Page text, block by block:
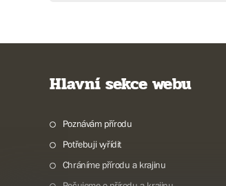
Hlavní sekce webu
Poznávám přírodu
Potřebuji vyřídit
Chráníme přírodu a krajinu